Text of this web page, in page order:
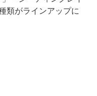
類がラインアップに